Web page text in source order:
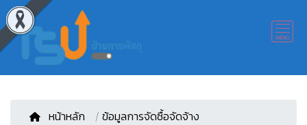
หน้าหลัก / ข้อมูลการจัดซื้อจัดจ้าง